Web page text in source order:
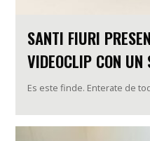
SANTI FIURI
VIDEOCLIP CON UN
Es este finde. Enterate de